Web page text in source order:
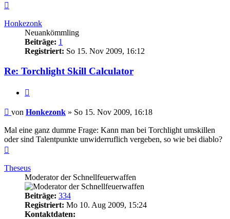
Honkezonk
Neuankömmling
Beiträge: 1
Registriert: So 15. Nov 2009, 16:12
Re: Torchlight Skill Calculator
Beitrag
von Honkezonk » So 15. Nov 2009, 16:18
Mal eine ganz dumme Frage: Kann man bei Torchlight umskillen
oder sind Talentpunkte unwiderruflich vergeben, so wie bei diablo?
Theseus
Moderator der Schnellfeuerwaffen
Beiträge: 334
Registriert: Mo 10. Aug 2009, 15:24
Kontaktdaten: